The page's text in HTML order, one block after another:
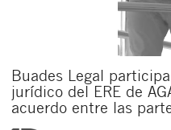
Buades Legal
jurídico del ERE de
acuerdo entre las